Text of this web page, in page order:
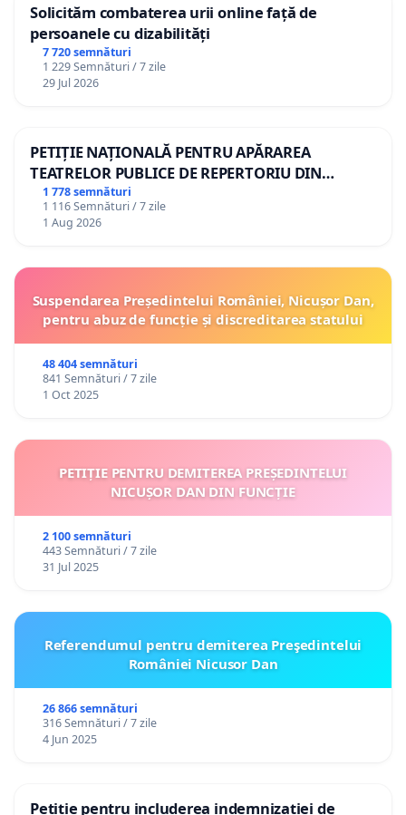
Solicităm combaterea urii online față de
persoanele cu dizabilități
7 720 semnături
1 229 Semnături / 7 zile
29 Jul 2026
PETIȚIE NAȚIONALĂ PENTRU APĂRAREA
TEATRELOR PUBLICE DE REPERTORIU DIN
ROMÂNIA
1 778 semnături
1 116 Semnături / 7 zile
1 Aug 2026
Suspendarea Președintelui României, Nicușor Dan,
pentru abuz de funcție și discreditarea statului
48 404 semnături
841 Semnături / 7 zile
1 Oct 2025
PETIȚIE PENTRU DEMITEREA PREȘEDINTELUI
NICUȘOR DAN DIN FUNCȚIE
2 100 semnături
443 Semnături / 7 zile
31 Jul 2025
Referendumul pentru demiterea Preşedintelui
României Nicusor Dan
26 866 semnături
316 Semnături / 7 zile
4 Jun 2025
Petiție pentru includerea indemnizației de